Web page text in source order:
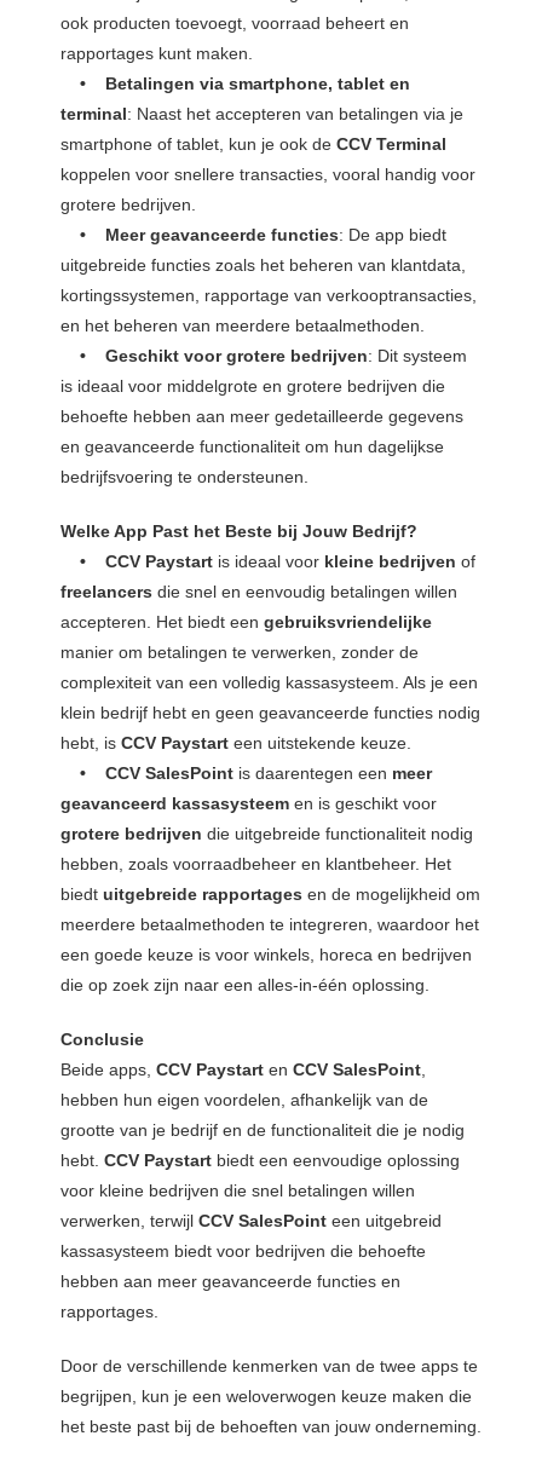
ook producten toevoegt, voorraad beheert en
rapportages kunt maken.
• Betalingen via smartphone, tablet en
terminal: Naast het accepteren van betalingen via je
smartphone of tablet, kun je ook de CCV Terminal
koppelen voor snellere transacties, vooral handig voor
grotere bedrijven.
• Meer geavanceerde functies: De app biedt
uitgebreide functies zoals het beheren van klantdata,
kortingssystemen, rapportage van verkooptransacties,
en het beheren van meerdere betaalmethoden.
• Geschikt voor grotere bedrijven: Dit systeem
is ideaal voor middelgrote en grotere bedrijven die
behoefte hebben aan meer gedetailleerde gegevens
en geavanceerde functionaliteit om hun dagelijkse
bedrijfsvoering te ondersteunen.
Welke App Past het Beste bij Jouw Bedrijf?
• CCV Paystart is ideaal voor kleine bedrijven of
freelancers die snel en eenvoudig betalingen willen
accepteren. Het biedt een gebruiksvriendelijke
manier om betalingen te verwerken, zonder de
complexiteit van een volledig kassasysteem. Als je een
klein bedrijf hebt en geen geavanceerde functies nodig
hebt, is CCV Paystart een uitstekende keuze.
• CCV SalesPoint is daarentegen een meer
geavanceerd kassasysteem en is geschikt voor
grotere bedrijven die uitgebreide functionaliteit nodig
hebben, zoals voorraadbeheer en klantbeheer. Het
biedt uitgebreide rapportages en de mogelijkheid om
meerdere betaalmethoden te integreren, waardoor het
een goede keuze is voor winkels, horeca en bedrijven
die op zoek zijn naar een alles-in-één oplossing.
Conclusie
Beide apps, CCV Paystart en CCV SalesPoint
hebben hun eigen voordelen, afhankelijk van de
grootte van je bedrijf en de functionaliteit die je nodig
hebt. CCV Paystart biedt een eenvoudige oplossing
voor kleine bedrijven die snel betalingen willen
verwerken, terwijl CCV SalesPoint een uitgebreid
kassasysteem biedt voor bedrijven die behoefte
hebben aan meer geavanceerde functies en
rapportages.
Door de verschillende kenmerken van de twee apps te
begrijpen, kun je een weloverwogen keuze maken die
het beste past bij de behoeften van jouw onderneming.